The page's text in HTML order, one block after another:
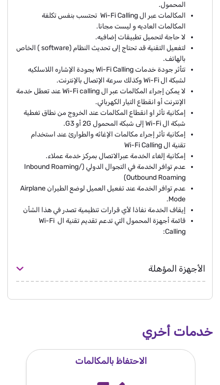
المحمول.
المكالمات عبر ال Wi-Fi Calling تحتسب بنفس تكلفة
المكالمات العاديه و ليست مجانا.
لا حاجة لتحميل تطبيقات إضافيه.
لتفعيل التقنية قد تحتاج إلى تحديث النظام (software ) الخاص
بالهاتف.
تتأثر جودة خدمات Wi-Fi Calling بجودة الإشاره اللاسلكيه
لشبكة ال Wi-Fi وكذلك سرعة الإتصال بالإنترنت.
لا يمكن إجراء المكالمات عبر ال Wi-Fi calling عند تعطل خدمة
الإنترنت أو انقطاع التيار الكهربائي.
إمكانية تأثر او انقطاع المكالمات عند الخروج من نطاق تغطية
شبكة ال Wi-Fi إلى شبكة المحمول 2G أو G3.
إمكانية تأثر إجراء مكالمات الإغاثه والطوارئ عند استخدام
تقنية ال Wi-Fi Calling
إمكانية إلغاء الخدمة عبرالاتصال بمركز خدمة عملاء.
عدم توافر الخدمة في التجوال الدولي (Inbound Roaming/
Outbound Roaming)
عدم توافر الخدمة عند تفعيل العميل لوضع الطيران Airplane
Mode.
إيقاف الخدمة نفاذا لأي قرارات تنظيمية تصدر في هذا الشأن
قائمة أجهزة المحمول التي تدعم تقديم تقنية ال Wi-Fi
Calling:
الأجهزة المؤهلة
خدمات أخري
الاحتفاظ بالمكالمات